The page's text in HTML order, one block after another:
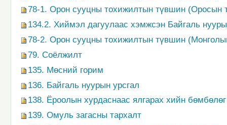
78-1. Орон сууцны тохижилтын түвшин (Оросын
134.2. Хиймэл дагуулаас хэмжсэн Байгаль
78-2. Орон сууцны тохижилтын түвшин
79. Соёлжилт
135. Мөсний горим
136. Байгаль нуурын урсгал
138. Ёроолын хурдаснаас ялгарах хийн бөмбөлөг
139. Омуль загасны тархалт